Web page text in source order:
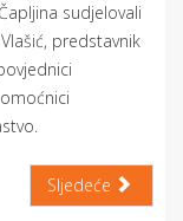
sudjelovali
predstavnik
Sljedeće